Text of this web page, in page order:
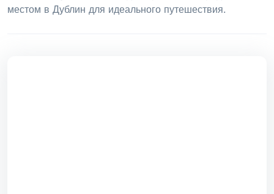
местом в Дублин для идеального путешествия.